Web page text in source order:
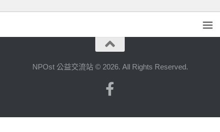
NPOst 公益交流站 © 2026. All Rights Reserved.